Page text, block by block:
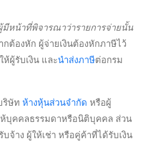
มีหน้าที่พิจารณาว่ารายการจ่ายนั้น
ต้องหัก ผู้จ่ายเงินต้องหักภาษีไว้
ผู้รับเงิน และนำส่งภาษีต่อกรม
ริษัท ห้างหุ้นส่วนจำกัด หรือผู้
บุคคลธรรมดาหรือนิติบุคคล ส่วน
จ้าง ผู้ให้เช่า หรือคู่ค้าที่ได้รับเงิน